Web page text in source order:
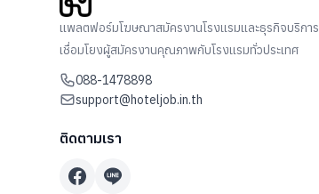
แพลตฟอร์มโฆษณาสมัครงานโรงแรมและธุรกิจบริการ
เชื่อมโยงผู้สมัครงานคุณภาพกับโรงแรมทั่วประเทศ
088-1478898
support@hoteljob.in.th
ติดตามเรา